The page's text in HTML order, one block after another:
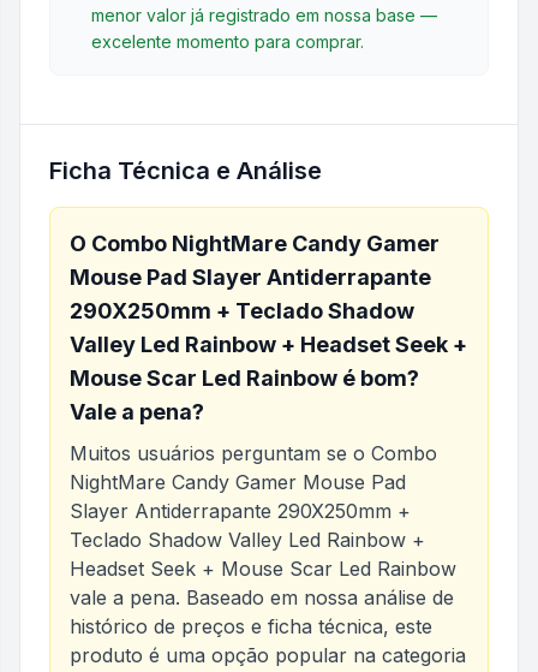
menor valor já registrado em nossa base —
excelente momento para comprar.
Ficha Técnica e Análise
O Combo NightMare Candy Gamer
Mouse Pad Slayer Antiderrapante
290X250mm + Teclado Shadow
Valley Led Rainbow + Headset Seek +
Mouse Scar Led Rainbow é bom?
Vale a pena?
Muitos usuários perguntam se o Combo
NightMare Candy Gamer Mouse Pad
Slayer Antiderrapante 290X250mm +
Teclado Shadow Valley Led Rainbow +
Headset Seek + Mouse Scar Led Rainbow
vale a pena. Baseado em nossa análise de
histórico de preços e ficha técnica, este
produto é uma opção popular na categoria